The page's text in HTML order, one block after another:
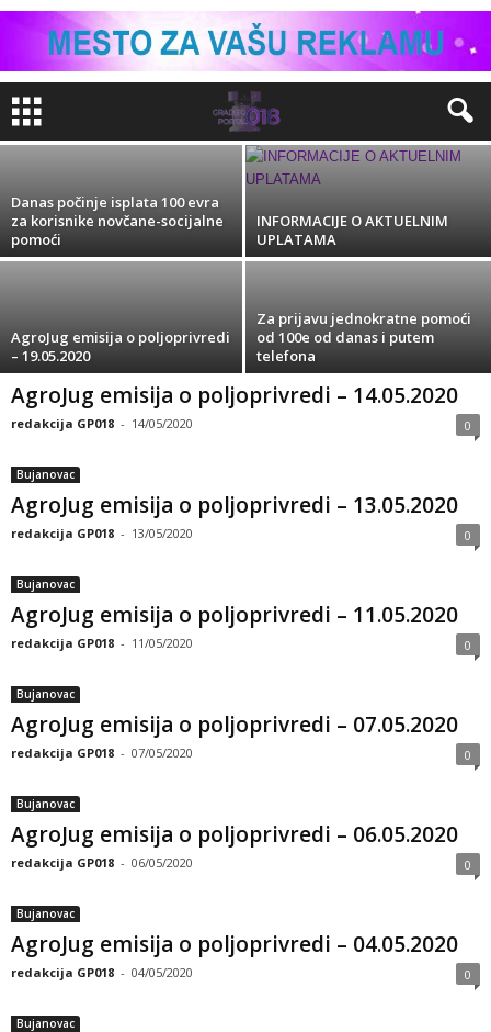
Vučić danas saopštava ime mandatara
redakcija GP018
Danas počinje isplata 100 evra
za korisnike novčane-socijalne
pomoći
INFORMACIJE O AKTUELNIM
UPLATAMA
AgroJug emisija o poljoprivredi
– 19.05.2020
Za prijavu jednokratne pomoći
od 100e od danas i putem
telefona
Bujanovac
AgroJug emisija o poljoprivredi – 14.05.2020
redakcija GP018 - 14/05/2020 0
Bujanovac
AgroJug emisija o poljoprivredi – 13.05.2020
redakcija GP018 - 13/05/2020 0
Bujanovac
AgroJug emisija o poljoprivredi – 11.05.2020
redakcija GP018 - 11/05/2020 0
Bujanovac
AgroJug emisija o poljoprivredi – 07.05.2020
redakcija GP018 - 07/05/2020 0
Bujanovac
AgroJug emisija o poljoprivredi – 06.05.2020
redakcija GP018 - 06/05/2020 0
Bujanovac
AgroJug emisija o poljoprivredi – 04.05.2020
redakcija GP018 - 04/05/2020 0
Bujanovac